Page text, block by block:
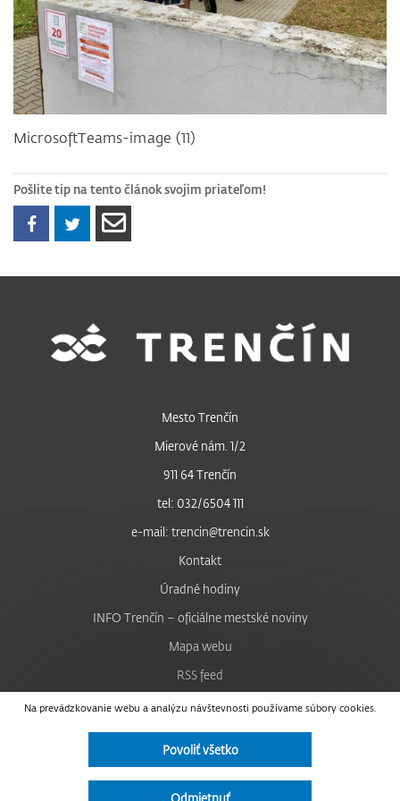
MicrosoftTeams-image (11)
Pošlite tip na tento článok svojim priateľom!
Na prevádzkovanie webu a analýzu návštevnosti používame súbory cookies.
Povoliť všetko
Odmietnuť
Mesto Trenčín
Mierové nám. 1/2
911 64 Trenčín
tel: 032/6504 111
e-mail: trencin@trencin.sk
Kontakt
Úradné hodiny
INFO Trenčín – oficiálne mestské noviny
Mapa webu
RSS feed
Nastavenie cookies
Facebook
Instagram